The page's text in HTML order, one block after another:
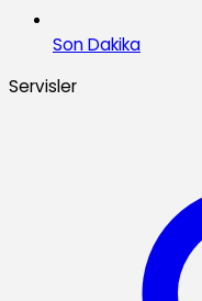
Son Dakika
Servisler